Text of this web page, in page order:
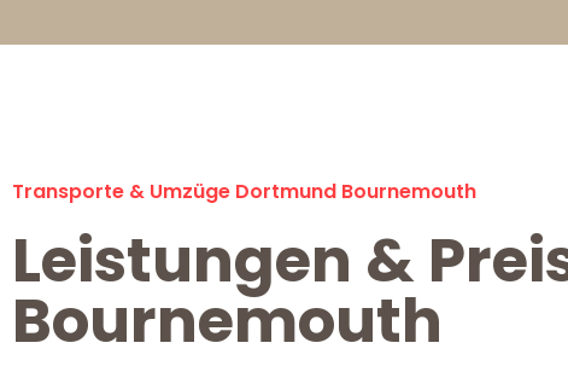
Transporte & Umzüge Dortmund Bournemouth
Leistungen &
Bournemouth